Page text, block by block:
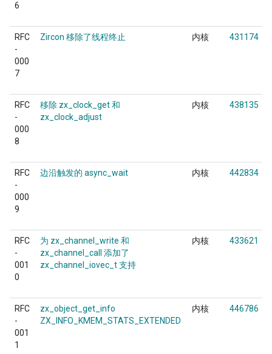
6
RFC
-
000
7
Zircon 移除了线程终止 内核 431174
RFC
-
000
8
移除 zx_clock_get 和
zx_clock_adjust
内核 438135
RFC
-
000
9
边沿触发的 async_wait 内核 442834
RFC
-
001
0
为 zx_channel_write 和
zx_channel_call 添加了
zx_channel_iovec_t 支持
内核 433621
RFC
-
001
1
zx_object_get_info
ZX_INFO_KMEM_STATS_EXTENDED
内核 446786